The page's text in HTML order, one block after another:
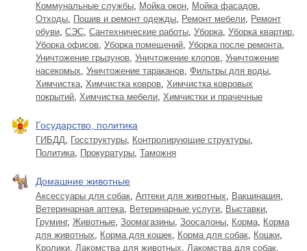
Коммунальные службы, Мойка окон, Мойка фасадов,
Отходы, Пошив и ремонт одежды, Ремонт мебели, Ремонт
обуви, СЭС, Сантехнические работы, Уборка, Уборка квартир,
Уборка офисов, Уборка помещений, Уборка после ремонта,
Уничтожение грызунов, Уничтожение клопов, Уничтожение
насекомых, Уничтожение тараканов, Фильтры для воды,
Химчистка, Химчистка ковров, Химчистка ковровых
покрытий, Химчистка мебели, Химчистки и прачечные
Государство, политика
ГИБДД, Госструктуры, Контролирующие структуры,
Политика, Прокуратуры, Таможня
Домашние животные
Аксессуары для собак, Аптеки для животных, Вакцинация,
Ветеринарная аптека, Ветеринарные услуги, Выставки,
Груминг, Животные, Зоомагазины, Зоосалоны, Корма, Корма
для животных, Корма для кошек, Корма для собак, Кошки,
Кролики, Лакомства для животных, Лакомства для собак,